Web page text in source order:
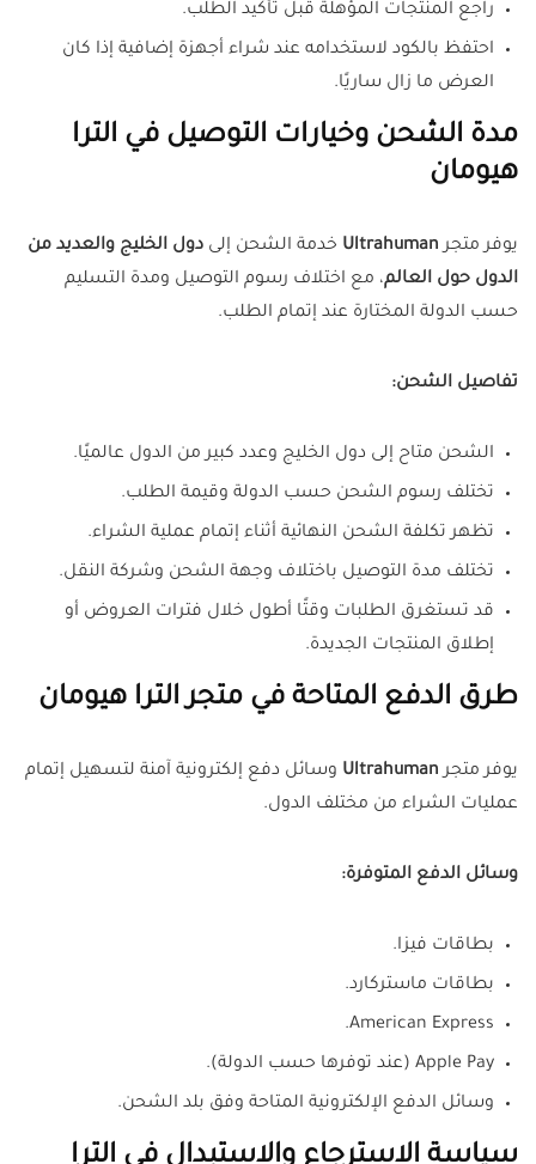
راجع المنتجات المؤهلة قبل تأكيد الطلب.
احتفظ بالكود لاستخدامه عند شراء أجهزة إضافية إذا كان
العرض ما زال ساريًا.
مدة الشحن وخيارات التوصيل في الترا
هيومان
يوفر متجرUltrahuman خدمة الشحن إلى دول الخليج والعديد من
الدول حول العالم، مع اختلاف رسوم التوصيل ومدة التسليم
حسب الدولة المختارة عند إتمام الطلب.
تفاصيل الشحن:
الشحن متاح إلى دول الخليج وعدد كبير من الدول عالميًا.
تختلف رسوم الشحن حسب الدولة وقيمة الطلب.
تظهر تكلفة الشحن النهائية أثناء إتمام عملية الشراء.
تختلف مدة التوصيل باختلاف وجهة الشحن وشركة النقل.
قد تستغرق الطلبات وقتًا أطول خلال فترات العروض أو
إطلاق المنتجات الجديدة.
طرق الدفع المتاحة في متجر الترا هيومان
يوفر متجرUltrahuman وسائل دفع إلكترونية آمنة لتسهيل إتمام
عمليات الشراء من مختلف الدول.
وسائل الدفع المتوفرة:
بطاقات فيزا.
بطاقات ماستركارد.
American Express.
Apple Pay (عند توفرها حسب الدولة).
وسائل الدفع الإلكترونية المتاحة وفق بلد الشحن.
سياسة الاسترجاع والاستبدال في الترا